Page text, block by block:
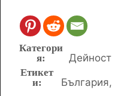
Дейност
България,